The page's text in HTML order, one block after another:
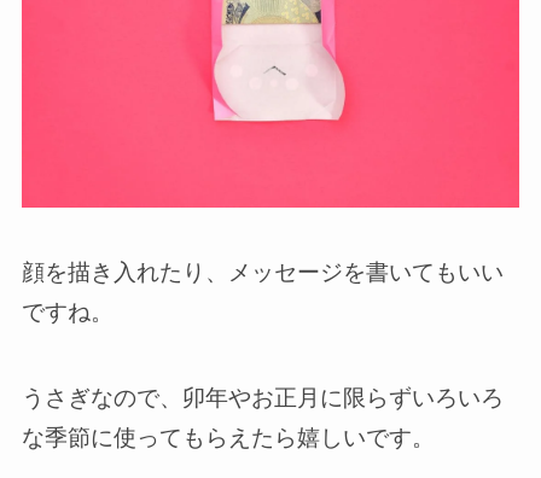
顔を描き入れたり、メッセージを書いてもいい
ですね。
うさぎなので、卯年やお正月に限らずいろいろ
な季節に使ってもらえたら嬉しいです。